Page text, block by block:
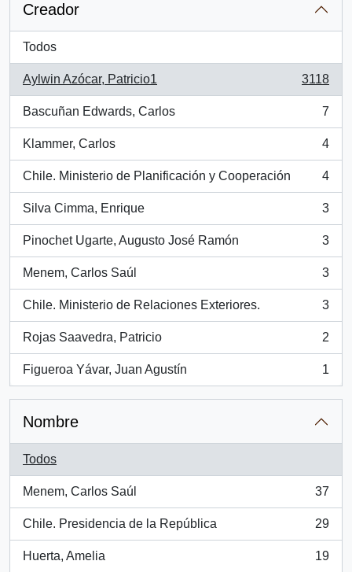
Creador
Todos
Aylwin Azócar, Patricio1
, 3118 resultados
3118
Bascuñan Edwards, Carlos
, 7 resultados
7
Klammer, Carlos
, 4 resultados
4
Chile. Ministerio de Planificación y Cooperación
, 4 resultados
4
Silva Cimma, Enrique
, 3 resultados
3
Pinochet Ugarte, Augusto José Ramón
, 3 resultados
3
Menem, Carlos Saúl
, 3 resultados
3
Chile. Ministerio de Relaciones Exteriores.
, 3 resultados
3
Rojas Saavedra, Patricio
, 2 resultados
2
Figueroa Yávar, Juan Agustín
, 1 resultados
1
Nombre
Todos
Menem, Carlos Saúl
, 37 resultados
37
Chile. Presidencia de la República
, 29 resultados
29
Huerta, Amelia
, 19 resultados
19